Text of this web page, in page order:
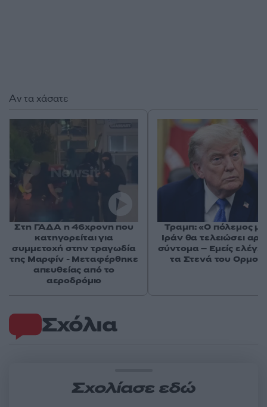
Σχόλια
Σχολίασε εδώ
Αν τα χάσατε
Στη ΓΑΔΑ η 46χρονη που
κατηγορείται για
συμμετοχή στην τραγωδία
της Μαρφίν - Μεταφέρθηκε
απευθείας από το
αεροδρόμιο
Τραμπ: «Ο πόλεμος με
Ιράν θα τελειώσει
σύντομα – Εμείς
τα Στενά του